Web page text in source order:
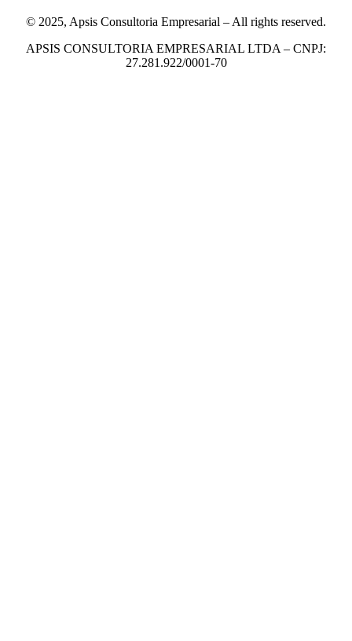
© 2025, Apsis Consultoria Empresarial – All rights reserved.
APSIS CONSULTORIA EMPRESARIAL LTDA – CNPJ:
27.281.922/0001-70